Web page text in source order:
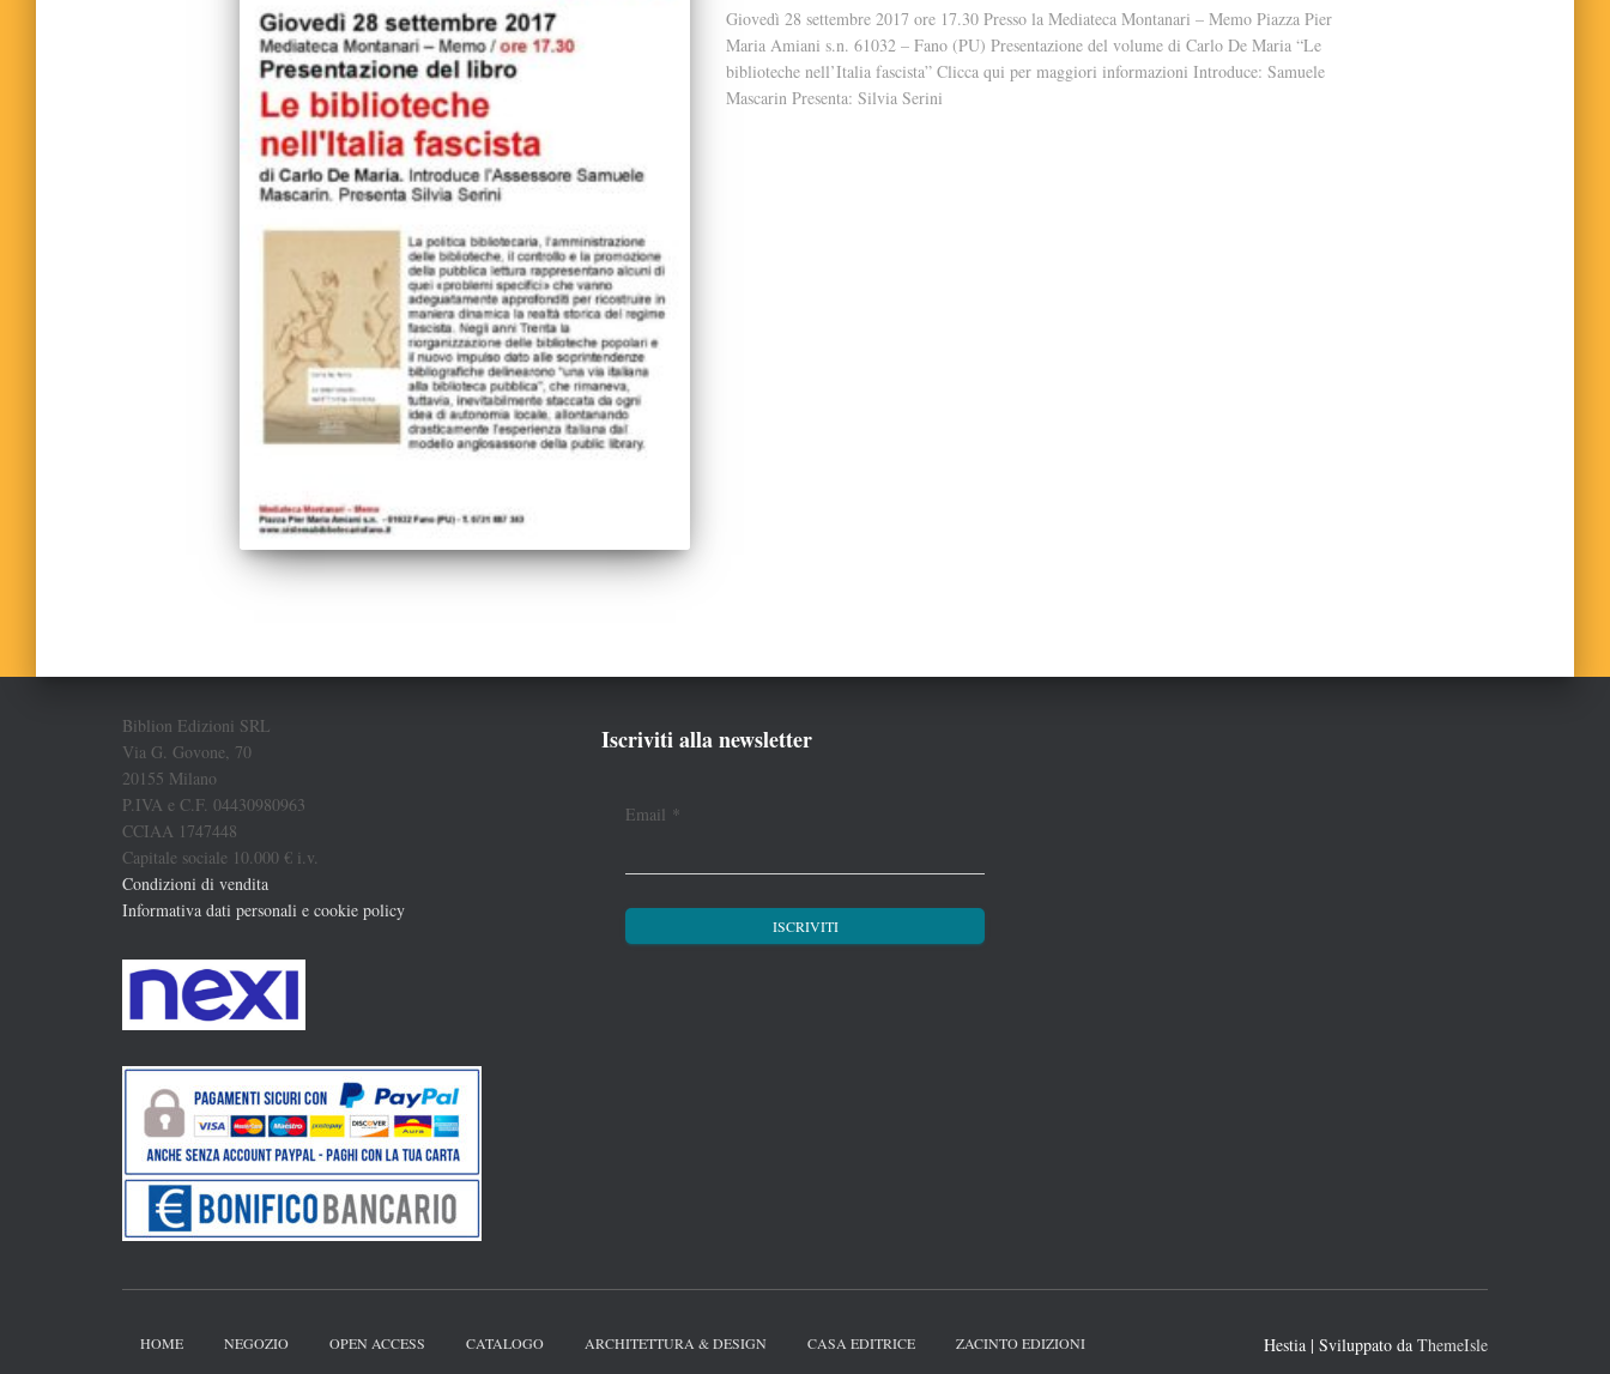
Giovedì 28 settembre 2017 ore 17.30 Presso la Mediateca Montanari – Memo Piazza Pier
Maria Amiani s.n. 61032 – Fano (PU) Presentazione del volume di Carlo De Maria “Le
biblioteche nell’Italia fascista” Clicca qui per maggiori informazioni Introduce: Samuele
Mascarin Presenta: Silvia Serini
Biblion Edizioni SRL
Via G. Govone, 70
20155 Milano
P.IVA e C.F. 04430980963
CCIAA 1747448
Capitale sociale 10.000 € i.v.
Condizioni di vendita
Informativa dati personali e cookie policy
Iscriviti alla newsletter
Email *
HOME NEGOZIO OPEN ACCESS CATALOGO ARCHITETTURA & DESIGN CASA EDITRICE ZACINTO EDIZIONI Hestia | Sviluppato da ThemeIsle